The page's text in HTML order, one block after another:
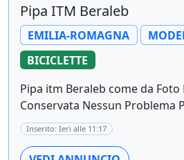
Pipa ITM Beraleb
EMILIA-ROMAGNA
BICICLETTE
Pipa itm Beraleb come da Foto
Conservata Nessun Problema
Inserito: Ieri alle 11:17